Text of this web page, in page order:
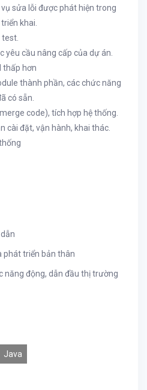
sửa lỗi được phát hiện trong
khai.
yêu cầu nâng cấp của dự án.
thấp hơn
thành phần, các chức năng
có sẵn.
code), tích hợp hệ thống.
cài đặt, vận hành, khai thác.
phát triển bản thân
năng động, dẫn đầu thị trường
Java